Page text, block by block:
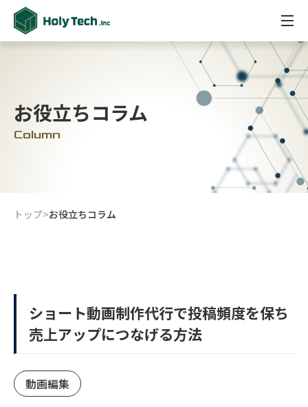
お役立ちコラム
Column
トップ>お役立ちコラム
ショート動画制作代行で投稿頻度を保ち
売上アップにつなげる方法
動画編集